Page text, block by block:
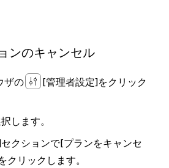
ンのキャンセル
ザの [管理者設定]をクリック
します。
セクションで[プランをキャンセ
クリックします。